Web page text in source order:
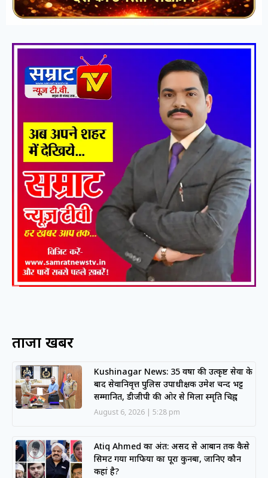
ताजा खबरें
Kushinagar News: 35 वर्षों की उत्कृष्ट सेवा के
बाद सेवानिवृत्त पुलिस उपाधीक्षक उमेश चन्द भट्ट
सम्मानित, डीजीपी की ओर से मिला स्मृति चिह्न
August 6, 2026 5:28 pm
Atiq Ahmed का अंत: असद से आबान तक कैसे
सिमट गया माफिया का पूरा कुनबा, जानिए कौन
कहां है?